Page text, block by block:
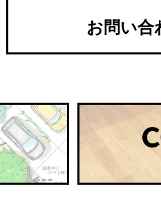
お問い合